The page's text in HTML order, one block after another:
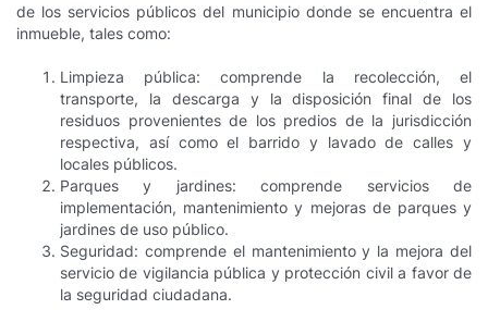
de los servicios públicos del municipio donde se encuentra el
inmueble, tales como:
Limpieza pública: comprende la recolección, el
transporte, la descarga y la disposición final de los
residuos provenientes de los predios de la jurisdicción
respectiva, así como el barrido y lavado de calles y
locales públicos.
Parques y jardines: comprende servicios de
implementación, mantenimiento y mejoras de parques y
jardines de uso público.
Seguridad: comprende el mantenimiento y la mejora del
servicio de vigilancia pública y protección civil a favor de
la seguridad ciudadana.